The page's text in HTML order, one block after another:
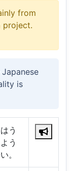
from
project.
is
う
う
。